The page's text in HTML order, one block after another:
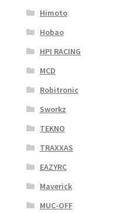
Himoto
Hobao
HPI RACING
MCD
Robitronic
Sworkz
TEKNO
TRAXXAS
EAZYRC
Maverick
MUC-OFF